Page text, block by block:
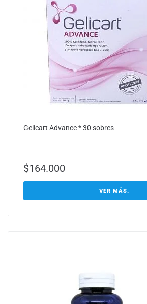
Gelicart Advance * 30 sobres
$164.000
VER MÁS.